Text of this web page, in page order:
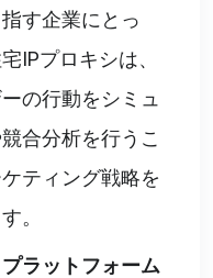
す企業にとっ
IPプロキシは、
の行動をシミュ
合分析を行うこ
ティング戦略を
。
ラットフォーム